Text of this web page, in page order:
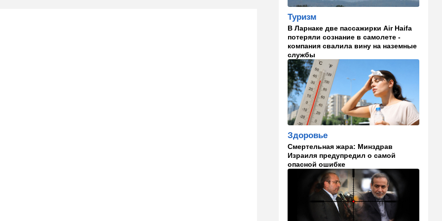
Открытое письмо министру
Итамару Бен-Гвиру
18:00 Транспорт
Реформа общественного
транспорта в Израиле: что
изменится для пассажиров
автобусов и поездов
17:48 Здоровье
Впервые в этом году:
пенсионер скончался из-за
укуса комара
17:14 Израиль
Снимали порт в Эйлате и
гору Герцль: так Тамерлан и
Алина продались иранской
разведке
Израиль
Злобный охранник:
Туризм
В Ларнаке две пассажирки Air Haifa
потеряли сознание в самолете -
компания свалила вину на наземные
службы
Здоровье
Смертельная жара: Минздрав
Израиля предупредил о самой
опасной ошибке